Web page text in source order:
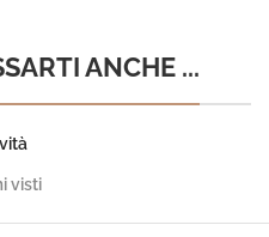
ANCHE ...
visti